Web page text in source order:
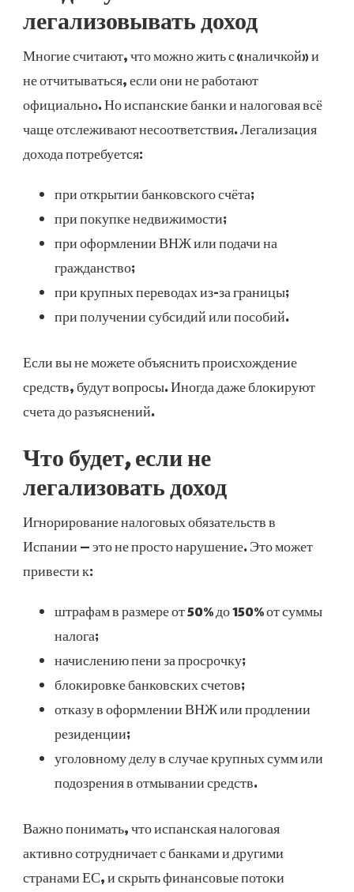
легализовывать доход
Многие считают, что можно жить с «наличкой» и
не отчитываться, если они не работают
официально. Но испанские банки и налоговая всё
чаще отслеживают несоответствия. Легализация
дохода потребуется:
при открытии банковского счёта;
при покупке недвижимости;
при оформлении ВНЖ или подачи на
гражданство;
при крупных переводах из-за границы;
при получении субсидий или пособий.
Если вы не можете объяснить происхождение
средств, будут вопросы. Иногда даже блокируют
счета до разъяснений.
Что будет, если не
легализовать доход
Игнорирование налоговых обязательств в
Испании — это не просто нарушение. Это может
привести к:
штрафам в размере от 50% до 150% от суммы
налога;
начислению пени за просрочку;
блокировке банковских счетов;
отказу в оформлении ВНЖ или продлении
резиденции;
уголовному делу в случае крупных сумм или
подозрения в отмывании средств.
Важно понимать, что испанская налоговая
активно сотрудничает с банками и другими
странами ЕС, и скрыть финансовые потоки